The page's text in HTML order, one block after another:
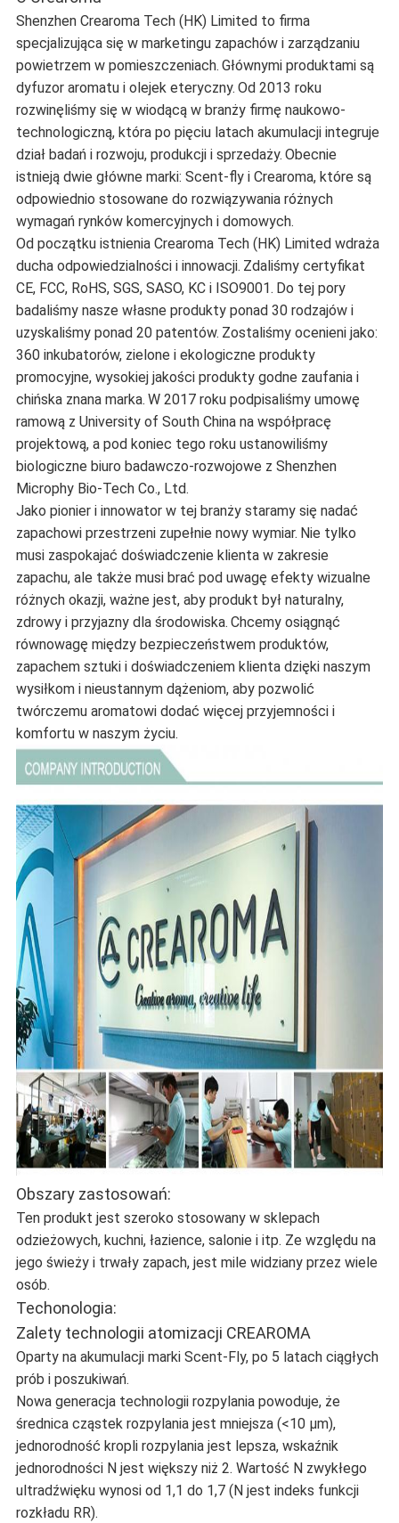
Shenzhen Crearoma Tech (HK) Limited to firma
specjalizująca się w marketingu zapachów i zarządzaniu
powietrzem w pomieszczeniach. Głównymi produktami są
dyfuzor aromatu i olejek eteryczny. Od 2013 roku
rozwinęliśmy się w wiodącą w branży firmę naukowo-
technologiczną, która po pięciu latach akumulacji integruje
dział badań i rozwoju, produkcji i sprzedaży. Obecnie
istnieją dwie główne marki: Scent-fly i Crearoma, które są
odpowiednio stosowane do rozwiązywania różnych
wymagań rynków komercyjnych i domowych.
Od początku istnienia Crearoma Tech (HK) Limited wdraża
ducha odpowiedzialności i innowacji. Zdaliśmy certyfikat
CE, FCC, RoHS, SGS, SASO, KC i ISO9001. Do tej pory
badaliśmy nasze własne produkty ponad 30 rodzajów i
uzyskaliśmy ponad 20 patentów. Zostaliśmy ocenieni jako:
360 inkubatorów, zielone i ekologiczne produkty
promocyjne, wysokiej jakości produkty godne zaufania i
chińska znana marka. W 2017 roku podpisaliśmy umowę
ramową z University of South China na współpracę
projektową, a pod koniec tego roku ustanowiliśmy
biologiczne biuro badawczo-rozwojowe z Shenzhen
Microphy Bio-Tech Co., Ltd.
Jako pionier i innowator w tej branży staramy się nadać
zapachowi przestrzeni zupełnie nowy wymiar. Nie tylko
musi zaspokajać doświadczenie klienta w zakresie
zapachu, ale także musi brać pod uwagę efekty wizualne
różnych okazji, ważne jest, aby produkt był naturalny,
zdrowy i przyjazny dla środowiska. Chcemy osiągnąć
równowagę między bezpieczeństwem produktów,
zapachem sztuki i doświadczeniem klienta dzięki naszym
wysiłkom i nieustannym dążeniom, aby pozwolić
twórczemu aromatowi dodać więcej przyjemności i
komfortu w naszym życiu.
Obszary zastosowań:
Ten produkt jest szeroko stosowany w sklepach
odzieżowych, kuchni, łazience, salonie i itp. Ze względu na
jego świeży i trwały zapach, jest mile widziany przez wiele
osób.
Techonologia:
Zalety technologii atomizacji CREAROMA
Oparty na akumulacji marki Scent-Fly, po 5 latach ciągłych
prób i poszukiwań.
Nowa generacja technologii rozpylania powoduje, że
średnica cząstek rozpylania jest mniejsza (<10 μm),
jednorodność kropli rozpylania jest lepsza, wskaźnik
jednorodności N jest większy niż 2. Wartość N zwykłego
ultradźwięku wynosi od 1,1 do 1,7 (N jest indeks funkcji
rozkładu RR).